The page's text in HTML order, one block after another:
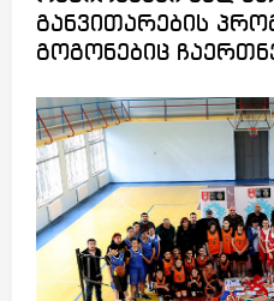
განვითარების
გოგონებიც